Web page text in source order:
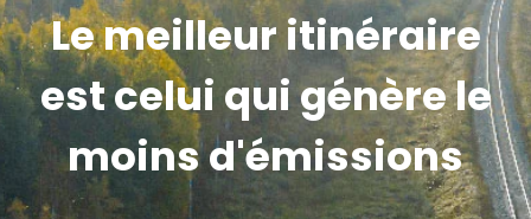
Le meilleur itinéraire
est celui qui génère le
moins d'émissions